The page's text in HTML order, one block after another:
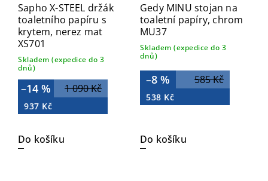
Sapho X-STEEL držák
toaletního papíru s
krytem, nerez mat
XS701
Skladem (expedice do 3
dnů)
1 090 Kč
–14 %
937 Kč
Do košíku
Gedy MINU stojan na
toaletní papíry, chrom
MU37
Skladem (expedice do 3
dnů)
585 Kč
–8 %
538 Kč
Do košíku